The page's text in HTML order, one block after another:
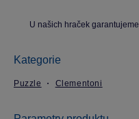
U našich hraček garantujeme
Kategorie
Puzzle Clementoni